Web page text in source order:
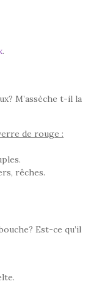
.
M’assèche t-il la
de rouge :
rêches.
Est-ce qu’il